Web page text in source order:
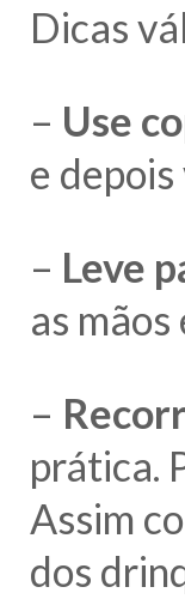
Dicas
– Use
e
– Leve
as
–
prática.
Assim
dos